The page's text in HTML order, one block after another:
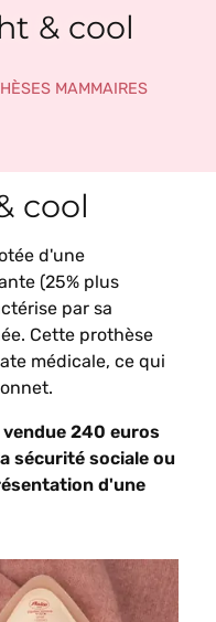
& cool
MAMMAIRES
cool
d'une
(25% plus
par sa
Cette prothèse
médicale, ce qui
240 euros
sécurité sociale ou
d'une